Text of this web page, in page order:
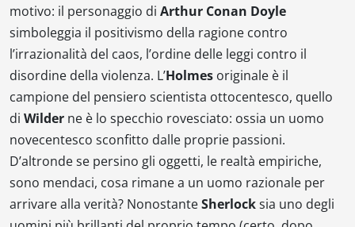
motivo: il personaggio di Arthur Conan Doyle
simboleggia il positivismo della ragione contro
l’irrazionalità del caos, l’ordine delle leggi contro il
disordine della violenza. L’Holmes originale è il
campione del pensiero scientista ottocentesco, quello
di Wilder ne è lo specchio rovesciato: ossia un uomo
novecentesco sconfitto dalle proprie passioni.
D’altronde se persino gli oggetti, le realtà empiriche,
sono mendaci, cosa rimane a un uomo razionale per
arrivare alla verità? NonostanteSherlocksia uno degli